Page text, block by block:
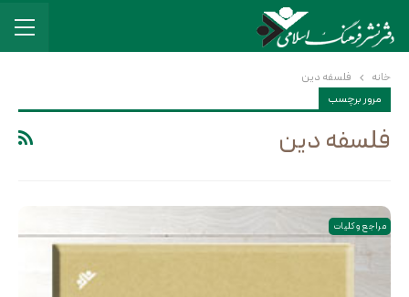
خانه
فلسفه دین
مرور برچسب
فلسفه دین
مراجع و کلیات